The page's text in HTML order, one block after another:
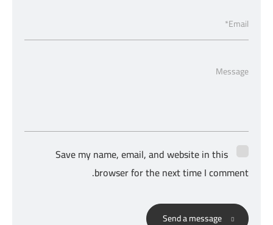
Email*
Message
Save my name, email, and website in this
browser for the next time I comment.
Send a message